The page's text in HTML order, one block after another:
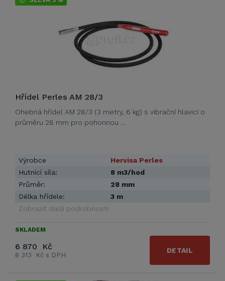
Hřídel Perles AM 28/3
Ohebná hřídel AM 28/3 (3 metry, 6 kg) s vibrační hlavicí o
průměru 28 mm pro pohonnou …
Výrobce
Hervisa Perles
Hutnící síla:
8 m3/hod
Průměr:
28 mm
Délka hřídele:
3 m
Zobrazit další podrobnosti
SKLADEM
6 870 Kč
8 313 Kč s DPH
DETAIL